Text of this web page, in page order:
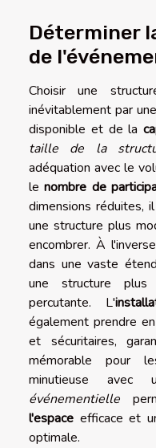
Déterminer
de
Choisir une
inévitablement par
disponible et de la
taille de la
adéquation avec le
lenombre de
dimensions réduites,
une structure plus
encombrer. À
dans une vaste
une structure plus
percutante. L'
également prendre
et sécuritaires,
mémorable pour
minutieuse avec
événementielle
l'espace efficace et
optimale.